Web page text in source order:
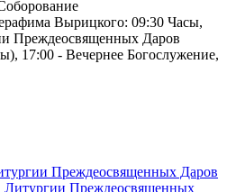
Вырицкого: 09:30 Часы,
Преждеосвященных Даров
17:00 - Вечернее Богослужение,
Преждеосвященных Даров
Литургии Преждеосвященных